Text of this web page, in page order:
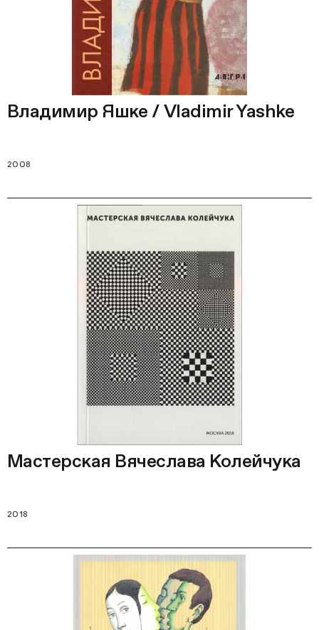
Владимир Яшке / Vladimir Yashke
2008
Мастерская Вячеслава Колейчука
2018